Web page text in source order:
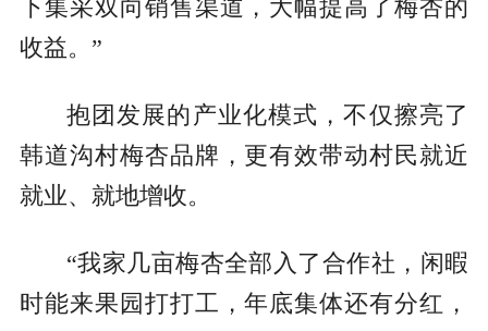
下集采双向销售渠道，大幅提高了梅杏的
收益。”
抱团发展的产业化模式，不仅擦亮了
韩道沟村梅杏品牌，更有效带动村民就近
就业、就地增收。
“我家几亩梅杏全部入了合作社，闲暇
时能来果园打打工，年底集体还有分红，